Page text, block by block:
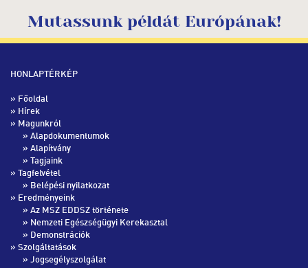
Mutassunk példát Európának!
HONLAPTÉRKÉP
» Főoldal
» Hírek
» Magunkról
» Alapdokumentumok
» Alapítvány
» Tagjaink
» Tagfelvétel
» Belépési nyilatkozat
» Eredményeink
» Az MSZ EDDSZ története
» Nemzeti Egészségügyi Kerekasztal
» Demonstrációk
» Szolgáltatások
» Jogsegélyszolgálat